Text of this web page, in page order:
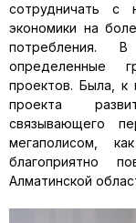
сотрудничать с
экономики на
потребления.
определенные
проектов. Была,
проекта
связывающего
мегаполисом,
благоприятно
Алматинской